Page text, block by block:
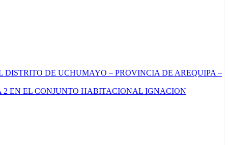
DISTRITO DE UCHUMAYO – PROVINCIA DE AREQUIPA –
EN EL CONJUNTO HABITACIONAL IGNACION